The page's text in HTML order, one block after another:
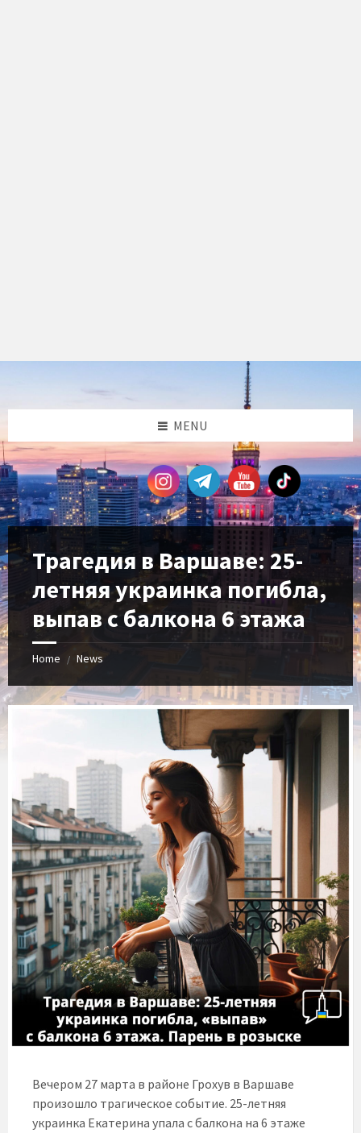
sidebar
sidebar
MENU
Трагедия в Варшаве: 25-
летняя украинка погибла,
выпав с балкона 6 этажа
Home / News
Вечером 27 марта в районе Грохув в Варшаве
произошло трагическое событие. 25-летняя
украинка Екатерина упала с балкона на 6 этаже